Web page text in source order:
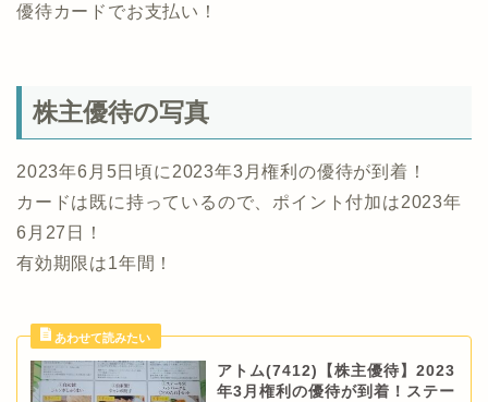
優待カードでお支払い！
株主優待の写真
2023年6月5日頃に2023年3月権利の優待が到着！
カードは既に持っているので、ポイント付加は2023年
6月27日！
有効期限は1年間！
アトム(7412)【株主優待】2023
年3月権利の優待が到着！ステー